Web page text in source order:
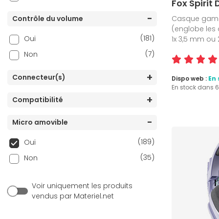
Contrôle du volume
Oui
(181)
Non
(7)
Connecteur(s)
Compatibilité
Micro amovible
Oui
(189)
Non
(35)
Voir uniquement les produits
vendus par Materiel.net
Fox Spirit
Casque
(englobe les
1x 3,5 mm ou
Dispo web : En
En stock dans